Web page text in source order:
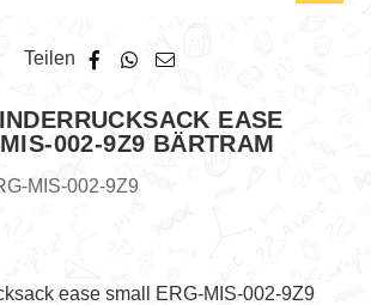
Teilen
EASE
002-9Z9 BÄRTRAM
MIS-002-9Z9
ease small ERG-MIS-002-9Z9